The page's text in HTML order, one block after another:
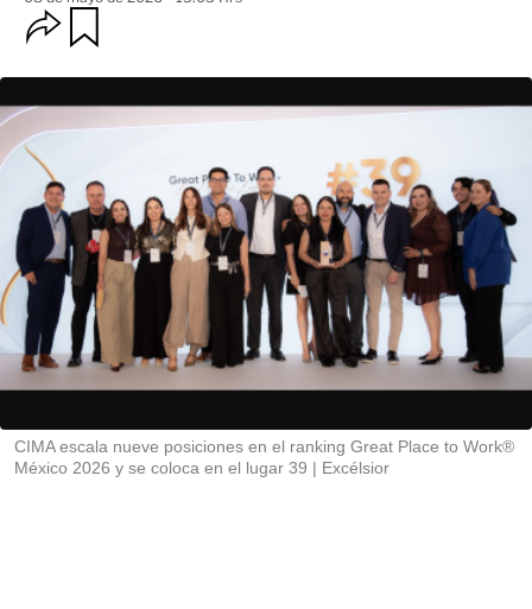
O
p
i
o
n
d
e
c
o
m
p
a
r
r
d
a
CIMA escala nueve posiciones en el ranking Great Place to Work®
México 2026 y se coloca en el lugar 39
Excélsior